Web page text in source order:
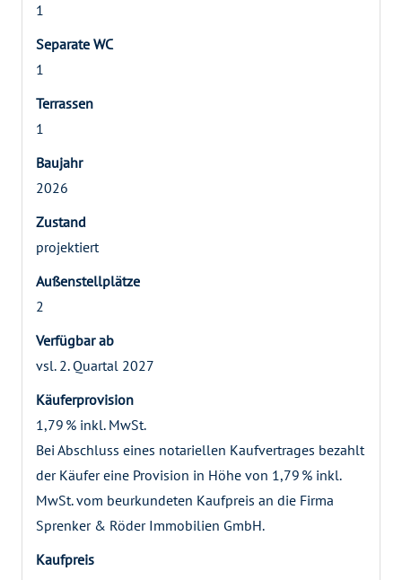
1
Separate WC
1
Terrassen
1
Baujahr
2026
Zustand
projektiert
Außen­stellplätze
2
Verfügbar ab
vsl. 2. Quartal 2027
Käufer­provision
1,79 % inkl. MwSt.
Bei Abschluss eines notariellen Kaufvertrages bezahlt
der Käufer eine Provision in Höhe von 1,79 % inkl.
MwSt. vom beurkundeten Kaufpreis an die Firma
Sprenker & Röder Immobilien GmbH.
Kaufpreis